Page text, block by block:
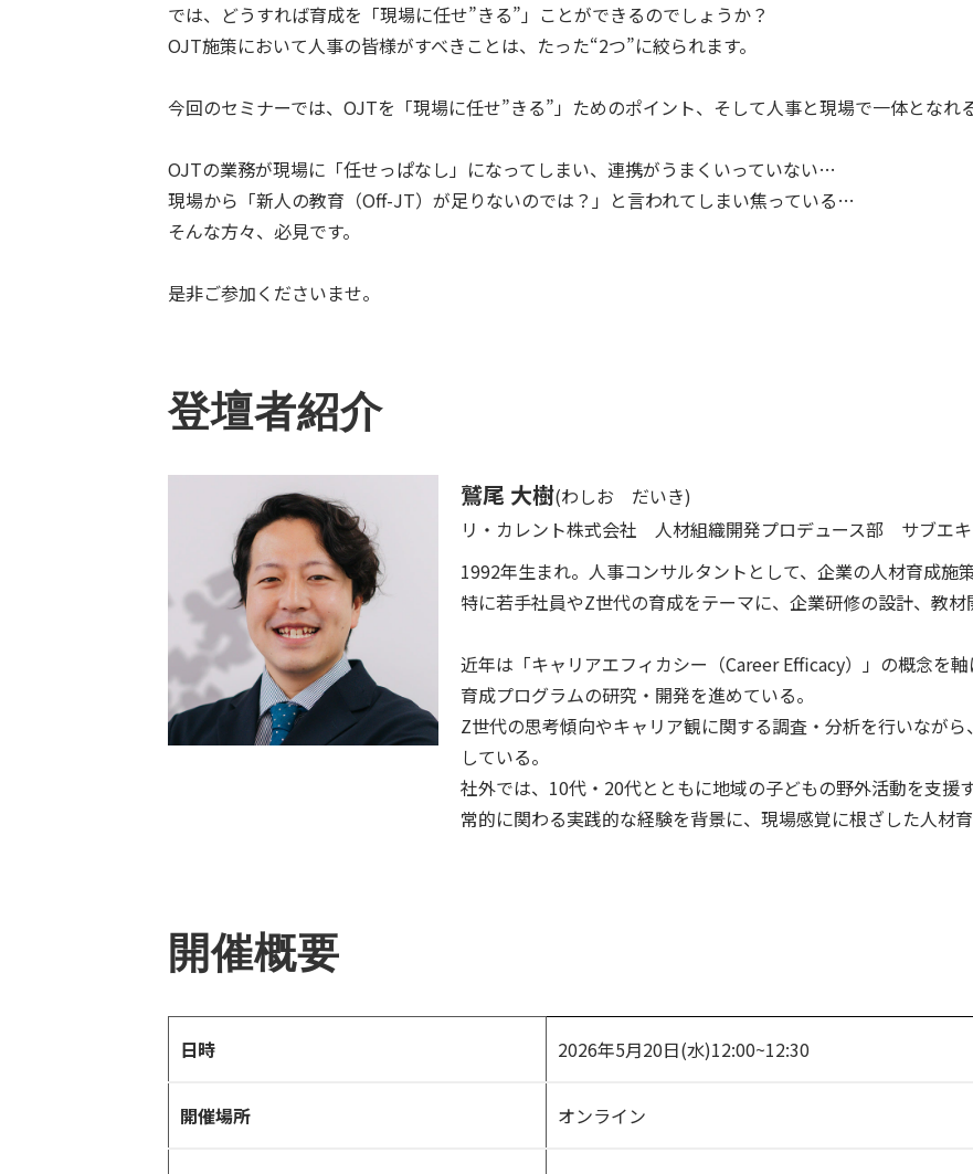
では、どうすれば育成を「現場に任せ”きる”」ことができるのでしょうか？
OJT施策において人事の皆様がすべきことは、たった“2つ”に絞られます。
今回のセミナーでは、OJTを「現場に任せ”きる”」ためのポイント、そして人事と現場で一体となれ
OJTの業務が現場に「任せっぱなし」になってしまい、連携がうまくいっていない…
現場から「新人の教育（Off-JT）が足りないのでは？」と言われてしまい焦っている…
そんな方々、必見です。
是非ご参加くださいませ。
登壇者紹介
鷲尾 大樹(わしお だいき)
リ・カレント株式会社 人材組織開発プロデュース部 サブエ
1992年生まれ。人事コンサルタントとして、企業の人材育成施
特に若手社員やZ世代の育成をテーマに、企業研修の設計、教材
近年は「キャリアエフィカシー（Career Efficacy）」の概念を
育成プログラムの研究・開発を進めている。
Z世代の思考傾向やキャリア観に関する調査・分析を行いなが
している。
社外では、10代・20代とともに地域の子どもの野外活動を支援
常的に関わる実践的な経験を背景に、現場感覚に根ざした人材
開催概要
日時 2026年5月20日(水)12:00~12:30
開催場所 オンライン